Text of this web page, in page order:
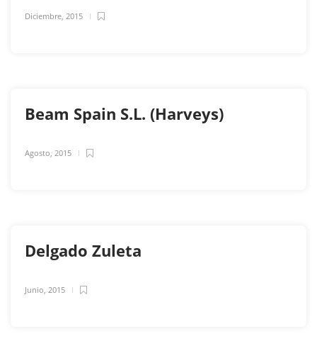
Diciembre, 2015
Beam Spain S.L. (Harveys)
Agosto, 2015
Delgado Zuleta
Junio, 2015